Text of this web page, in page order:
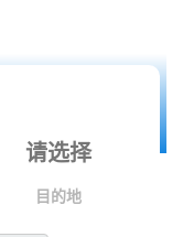
目的地